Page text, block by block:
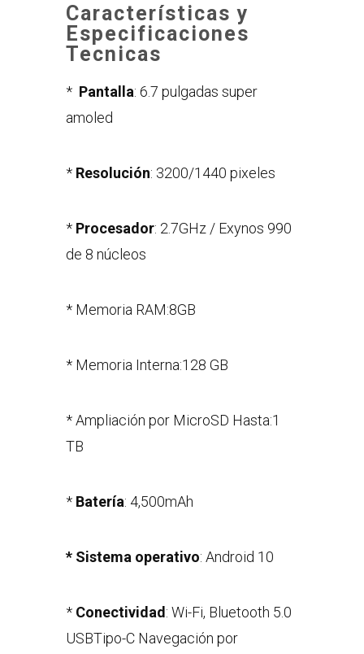
Características y
Especificaciones
Tecnicas
* Pantalla: 6.7 pulgadas super
amoled
* Resolución: 3200/1440 pixeles
* Procesador: 2.7GHz / Exynos 990
de 8 núcleos
* Memoria RAM:8GB
* Memoria Interna:128 GB
* Ampliación por MicroSD Hasta:1
TB
* Batería: 4,500mAh
* Sistema operativo: Android 10
* Conectividad: Wi-Fi, Bluetooth 5.0
USBTipo-C Navegación por